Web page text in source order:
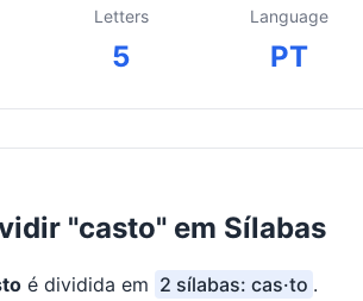
Letters
5
Language
PT
"casto" em Sílabas
é dividida em 2 sílabas: cas·to .